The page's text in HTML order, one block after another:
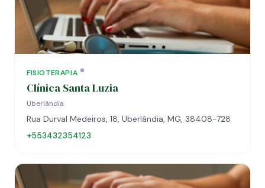
FISIOTERAPIA
Clínica Santa Luzia
Uberlândia
Rua Durval Medeiros, 18, Uberlândia, MG, 38408-728
+553432354123